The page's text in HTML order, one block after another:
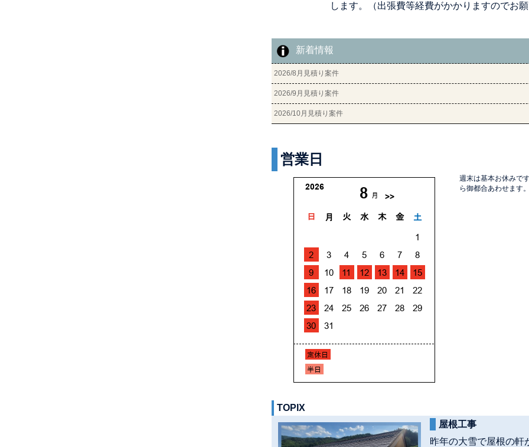
します。（出張費等経費がかかりますのでお願
新着情報
2026/8月見積り案件
2026/9月見積り案件
2026/10月見積り案件
営業日
週末は基本お休みで
ら御都合あわせます。
TOPIX
屋根工事
昨年の大雪で屋根の軒